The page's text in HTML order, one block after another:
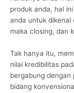
produk anda, hal
anda untuk dikenal
maka closing, dan
Tak hanya itu,
nilai kredibilitas
bergabung dengan
bidang